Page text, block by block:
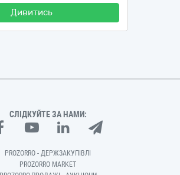
Дивитись
СЛІДКУЙТЕ ЗА НАМИ:
PROZORRO - ДЕРЖЗАКУПІВЛІ
PROZORRO MARKET